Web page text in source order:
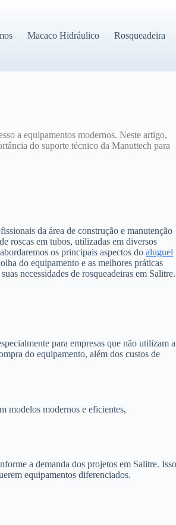
Macaco Hidráulico Rosqueadeira
a equipamentos modernos. Neste artigo,
do suporte técnico da Manuttech para
da área de construção e manutenção
roscas em tubos, utilizadas em diversos
os principais aspectos doaluguel
do equipamento e as melhores práticas
necessidades de rosqueadeiras em Salitre.
para empresas que não utilizam a
do equipamento, além dos custos de
modelos modernos e eficientes,
a demanda dos projetos em Salitre.
equipamentos diferenciados.